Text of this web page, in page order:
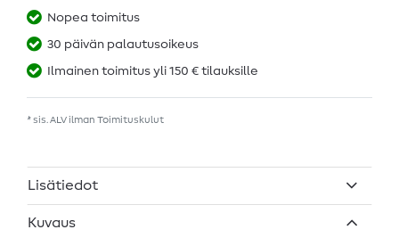
Nopea toimitus
30 päivän palautusoikeus
Ilmainen toimitus yli 150 € tilauksille
* sis. ALV ilman Toimituskulut
Lisätiedot
Kuvaus